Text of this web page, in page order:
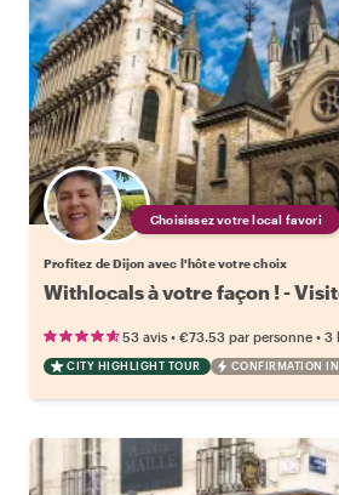
Choisissez votre local favori
Profitez de Dijon avec l'hôte votre choix
Withlocals à votre façon ! -
53 avis • €73.53 par personne • 3
CITY HIGHLIGHT TOUR CONFIRMATION